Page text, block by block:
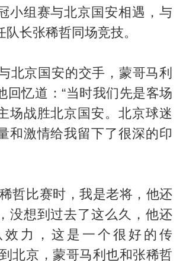
小组赛与北京国安相遇，与
长张稀哲同场竞技。
北京国安的交手，蒙哥马利
回忆道：“当时我们先是客场
场战胜北京国安。北京球迷
和激情给我留下了很深的印
哲比赛时，我是老将，他还
没想到过去了这么久，他还
效力，这是一个很好的传
北京，蒙哥马利也和张稀哲